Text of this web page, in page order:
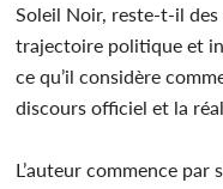
Soleil Noir, reste-t-il des
trajectoire politique et
ce qu’il considère
discours officiel et la
L’auteur commence par